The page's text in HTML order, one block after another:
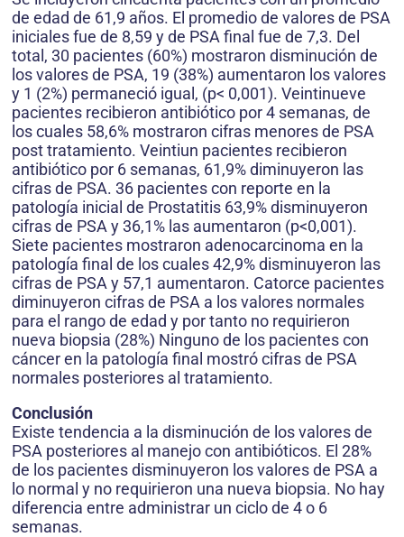
de edad de 61,9 años. El promedio de valores de PSA
iniciales fue de 8,59 y de PSA final fue de 7,3. Del
total, 30 pacientes (60%) mostraron disminución de
los valores de PSA, 19 (38%) aumentaron los valores
y 1 (2%) permaneció igual, (p< 0,001). Veintinueve
pacientes recibieron antibiótico por 4 semanas, de
los cuales 58,6% mostraron cifras menores de PSA
post tratamiento. Veintiun pacientes recibieron
antibiótico por 6 semanas, 61,9% diminuyeron las
cifras de PSA. 36 pacientes con reporte en la
patología inicial de Prostatitis 63,9% disminuyeron
cifras de PSA y 36,1% las aumentaron (p<0,001).
Siete pacientes mostraron adenocarcinoma en la
patología final de los cuales 42,9% disminuyeron las
cifras de PSA y 57,1 aumentaron. Catorce pacientes
diminuyeron cifras de PSA a los valores normales
para el rango de edad y por tanto no requirieron
nueva biopsia (28%) Ninguno de los pacientes con
cáncer en la patología final mostró cifras de PSA
normales posteriores al tratamiento.
Conclusión
Existe tendencia a la disminución de los valores de
PSA posteriores al manejo con antibióticos. El 28%
de los pacientes disminuyeron los valores de PSA a
lo normal y no requirieron una nueva biopsia. No hay
diferencia entre administrar un ciclo de 4 o 6
semanas.